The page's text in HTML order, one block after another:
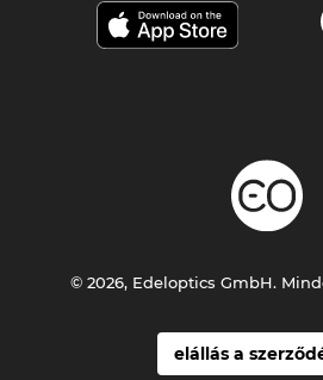
elállás a
© 2026, Edeloptics GmbH.